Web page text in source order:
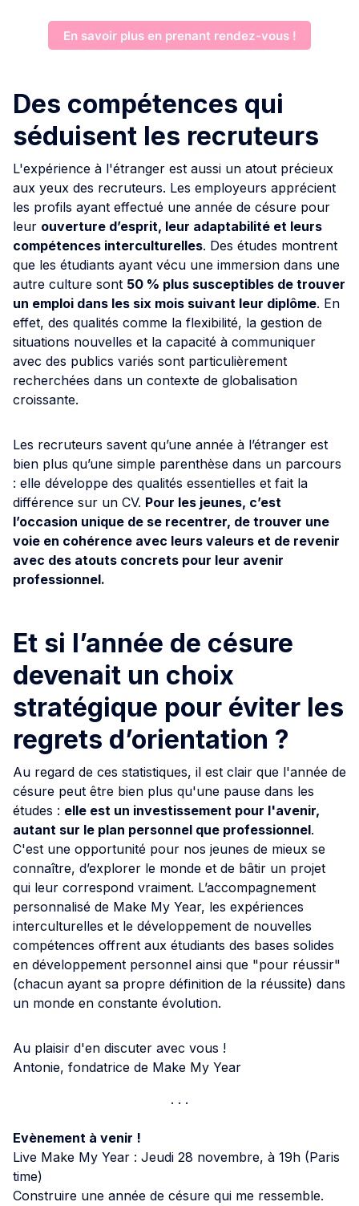
En savoir plus en prenant rendez-vous !
Des compétences qui
séduisent les recruteurs
L'expérience à l'étranger est aussi un atout précieux
aux yeux des recruteurs. Les employeurs apprécient
les profils ayant effectué une année de césure pour
leur ouverture d’esprit, leur adaptabilité et leurs
compétences interculturelles. Des études montrent
que les étudiants ayant vécu une immersion dans une
autre culture sont 50 % plus susceptibles de trouver
un emploi dans les six mois suivant leur diplôme. En
effet, des qualités comme la flexibilité, la gestion de
situations nouvelles et la capacité à communiquer
avec des publics variés sont particulièrement
recherchées dans un contexte de globalisation
croissante.
Les recruteurs savent qu’une année à l’étranger est
bien plus qu’une simple parenthèse dans un parcours
: elle développe des qualités essentielles et fait la
différence sur un CV. Pour les jeunes, c’est
l’occasion unique de se recentrer, de trouver une
voie en cohérence avec leurs valeurs et de revenir
avec des atouts concrets pour leur avenir
professionnel.
Et si l’année de césure
devenait un choix
stratégique pour éviter les
regrets d’orientation ?
Au regard de ces statistiques, il est clair que l'année de
césure peut être bien plus qu'une pause dans les
études : elle est un investissement pour l'avenir,
autant sur le plan personnel que professionnel.
C'est une opportunité pour nos jeunes de mieux se
connaître, d’explorer le monde et de bâtir un projet
qui leur correspond vraiment. L’accompagnement
personnalisé de Make My Year, les expériences
interculturelles et le développement de nouvelles
compétences offrent aux étudiants des bases solides
en développement personnel ainsi que "pour réussir"
(chacun ayant sa propre définition de la réussite) dans
un monde en constante évolution.
Au plaisir d'en discuter avec vous !
Antonie, fondatrice de Make My Year
Evènement à venir !
Live Make My Year : Jeudi 28 novembre, à 19h (Paris
time)
Construire une année de césure qui me ressemble.